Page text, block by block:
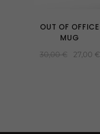
OUT OF OFFICE
MUG
30,00€ 27,00 €